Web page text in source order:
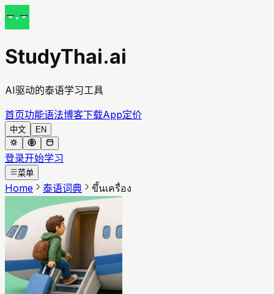
StudyThai.ai
AI驱动的泰语学习工具
首页功能语法博客下载App定价
中文 EN
登录开始学习
菜单
Home 泰语词典 ขึ้นเครื่อง